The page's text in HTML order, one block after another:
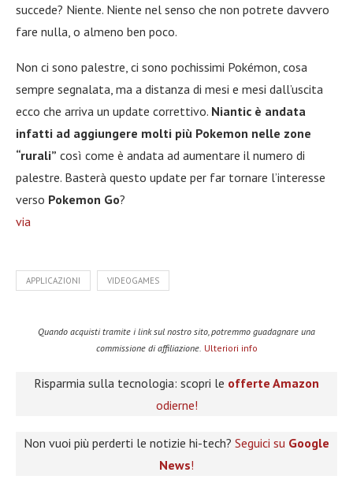
succede? Niente. Niente nel senso che non potrete davvero
fare nulla, o almeno ben poco.
Non ci sono palestre, ci sono pochissimi Pokémon, cosa
sempre segnalata, ma a distanza di mesi e mesi dall’uscita
ecco che arriva un update correttivo. Niantic è andata
infatti ad aggiungere molti più Pokemon nelle zone
“rurali” così come è andata ad aumentare il numero di
palestre. Basterà questo update per far tornare l’interesse
verso Pokemon Go?
via
APPLICAZIONI VIDEOGAMES
Quando acquisti tramite i link sul nostro sito, potremmo guadagnare una
commissione di affiliazione. Ulteriori info
Risparmia sulla tecnologia: scopri le offerte Amazon
odierne!
Non vuoi più perderti le notizie hi-tech? Seguici su Google
News!